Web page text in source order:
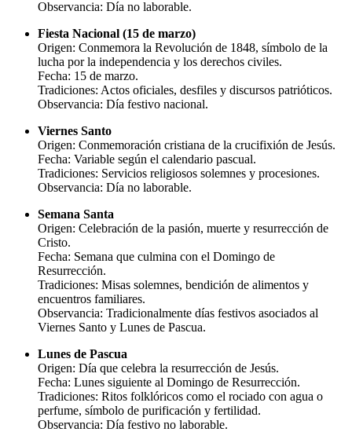
Observancia: Día no laborable.
Fiesta Nacional (15 de marzo)
Origen: Conmemora la Revolución de 1848, símbolo de la
lucha por la independencia y los derechos civiles.
Fecha: 15 de marzo.
Tradiciones: Actos oficiales, desfiles y discursos patrióticos.
Observancia: Día festivo nacional.
Viernes Santo
Origen: Conmemoración cristiana de la crucifixión de Jesús.
Fecha: Variable según el calendario pascual.
Tradiciones: Servicios religiosos solemnes y procesiones.
Observancia: Día no laborable.
Semana Santa
Origen: Celebración de la pasión, muerte y resurrección de
Cristo.
Fecha: Semana que culmina con el Domingo de
Resurrección.
Tradiciones: Misas solemnes, bendición de alimentos y
encuentros familiares.
Observancia: Tradicionalmente días festivos asociados al
Viernes Santo y Lunes de Pascua.
Lunes de Pascua
Origen: Día que celebra la resurrección de Jesús.
Fecha: Lunes siguiente al Domingo de Resurrección.
Tradiciones: Ritos folklóricos como el rociado con agua o
perfume, símbolo de purificación y fertilidad.
Observancia: Día festivo no laborable.